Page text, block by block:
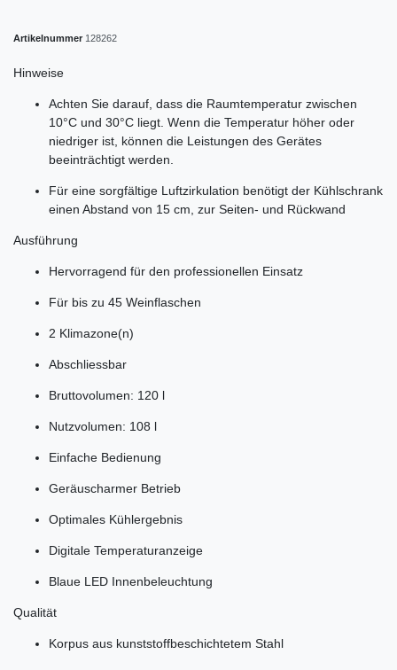
Artikelnummer 128262
Hinweise
Achten Sie darauf, dass die Raumtemperatur zwischen
10°C und 30°C liegt. Wenn die Temperatur höher oder
niedriger ist, können die Leistungen des Gerätes
beeinträchtigt werden.
Für eine sorgfältige Luftzirkulation benötigt der Kühlschrank
einen Abstand von 15 cm, zur Seiten- und Rückwand
Ausführung
Hervorragend für den professionellen Einsatz
Für bis zu 45 Weinflaschen
2 Klimazone(n)
Abschliessbar
Bruttovolumen: 120 l
Nutzvolumen: 108 l
Einfache Bedienung
Geräuscharmer Betrieb
Optimales Kühlergebnis
Digitale Temperaturanzeige
Blaue LED Innenbeleuchtung
Qualität
Korpus aus kunststoffbeschichtetem Stahl